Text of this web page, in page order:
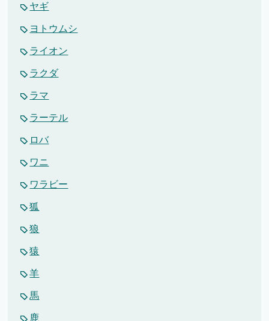
ヤギ
ヨトウムシ
ライオン
ラクダ
ラマ
ラーテル
ロバ
ワニ
ワラビー
狐
狼
猿
羊
馬
鹿